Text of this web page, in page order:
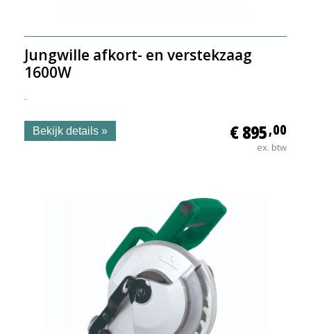
Jungwille afkort- en verstekzaag
1600W
-
€ 895,00
ex. btw
Bekijk details »